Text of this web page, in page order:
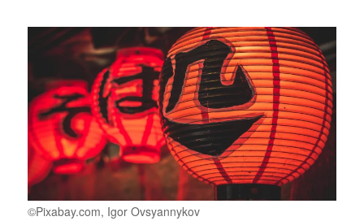
©Pixabay.com, Igor Ovsyannykov